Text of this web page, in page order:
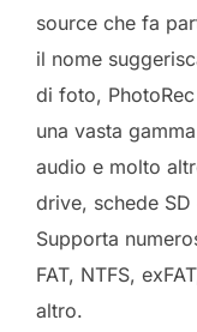
source che fa
il nome
di foto,
una vasta
audio e molto
drive, schede
Supporta
FAT, NTFS,
altro.